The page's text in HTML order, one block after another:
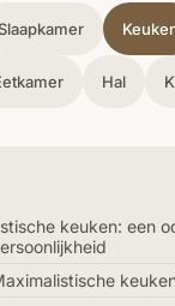
Hal
keuken: een